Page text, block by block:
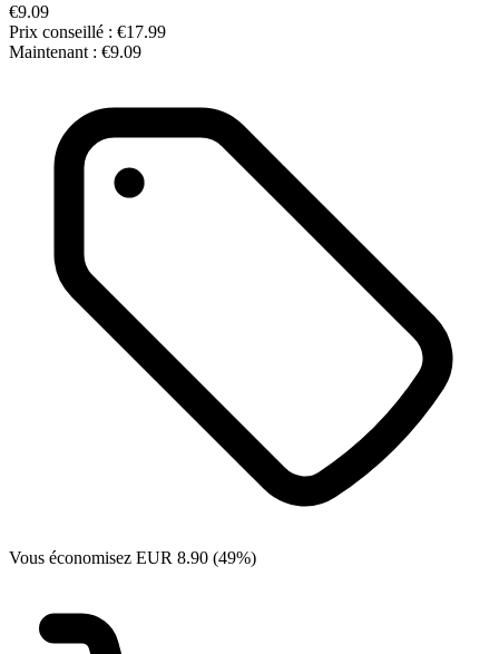
€9.09
Prix conseillé : €17.99
Maintenant : €9.09
Vous économisez EUR 8.90 (49%)